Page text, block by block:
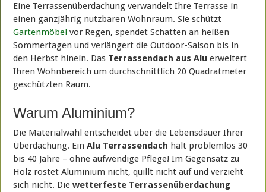
Eine Terrassenüberdachung verwandelt Ihre Terrasse in
einen ganzjährig nutzbaren Wohnraum. Sie schützt
Gartenmöbel vor Regen, spendet Schatten an heißen
Sommertagen und verlängert die Outdoor-Saison bis in
den Herbst hinein. Das Terrassendach aus Alu erweitert
Ihren Wohnbereich um durchschnittlich 20 Quadratmeter
geschützten Raum.
Warum Aluminium?
Die Materialwahl entscheidet über die Lebensdauer Ihrer
Überdachung. EinAlu Terrassendach hält problemlos 30
bis 40 Jahre – ohne aufwendige Pflege! Im Gegensatz zu
Holz rostet Aluminium nicht, quillt nicht auf und verzieht
sich nicht. Diewetterfeste Terrassenüberdachung